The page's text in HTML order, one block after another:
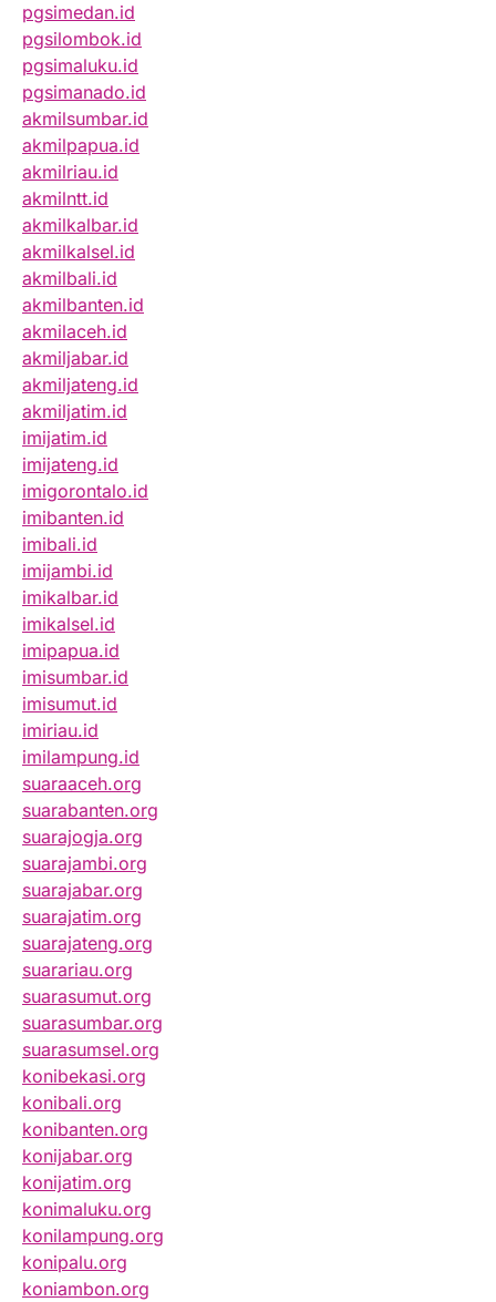
pgsimedan.id
pgsilombok.id
pgsimaluku.id
pgsimanado.id
akmilsumbar.id
akmilpapua.id
akmilriau.id
akmilntt.id
akmilkalbar.id
akmilkalsel.id
akmilbali.id
akmilbanten.id
akmilaceh.id
akmiljabar.id
akmiljateng.id
akmiljatim.id
imijatim.id
imijateng.id
imigorontalo.id
imibanten.id
imibali.id
imijambi.id
imikalbar.id
imikalsel.id
imipapua.id
imisumbar.id
imisumut.id
imiriau.id
imilampung.id
suaraaceh.org
suarabanten.org
suarajogja.org
suarajambi.org
suarajabar.org
suarajatim.org
suarajateng.org
suarariau.org
suarasumut.org
suarasumbar.org
suarasumsel.org
konibekasi.org
konibali.org
konibanten.org
konijabar.org
konijatim.org
konimaluku.org
konilampung.org
konipalu.org
koniambon.org